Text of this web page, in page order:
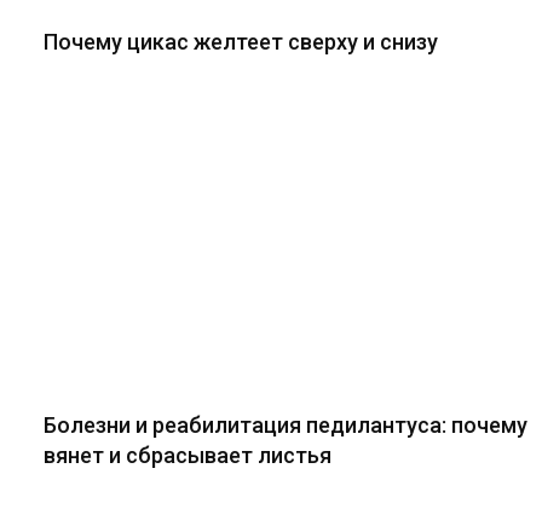
Почему цикас желтеет сверху и снизу
Болезни и реабилитация педилантуса: почему
вянет и сбрасывает листья